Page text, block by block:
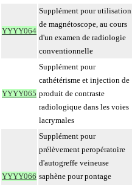
YYYY064
Supplément pour utilisation
de magnétoscope, au cours
d'un examen de radiologie
conventionnelle
YYYY065
Supplément pour
cathétérisme et injection de
produit de contraste
radiologique dans les voies
lacrymales
YYYY066
Supplément pour
prélèvement peropératoire
d'autogreffe veineuse
saphène pour pontage